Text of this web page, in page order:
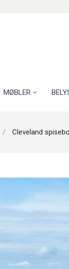
MØBLER
Cleveland